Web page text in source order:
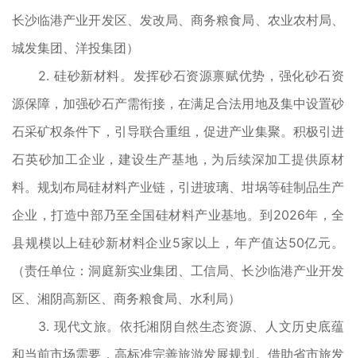
长沙临港产业开发区、发改局、商务粮食局、农业农村局、
城发集团、洋投集团）
2. 硅砂新材料。发挥砂石资源禀赋优势，强化砂石资
源保障，加强砂石产需衔接，在满足合法用地及集中设置砂
石采矿权条件下，引导联合重组，促进产业集聚。积极引进
石英砂加工企业，建设生产基地，为后续深加工提供原材
料。规划布局硅材料产业链，引进玻璃、坩埚等硅制品生产
企业，打造中部乃至全国硅材料产业基地。到2026年，全
县规模以上硅砂新材料企业5家以上，年产值达50亿元。
（责任单位：洞庭新实业集团、工信局、长沙临港产业开发
区、湘阴高新区、商务粮食局、水利局）
3. 现代文旅。依托湘阴自然生态资源、人文历史底蕴
和当前市场需要，高标准完善旅游发展规划。借助省市旅发